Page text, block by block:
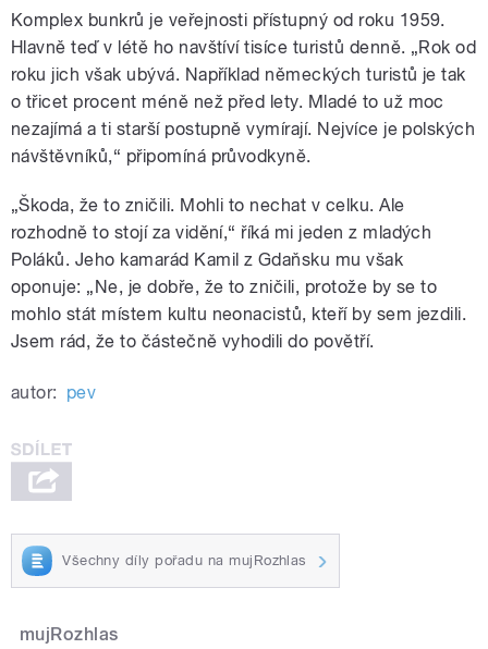
Komplex bunkrů je veřejnosti přístupný od roku 1959.
Hlavně teď v létě ho navštíví tisíce turistů denně. „Rok od
roku jich však ubývá. Například německých turistů je tak
o třicet procent méně než před lety. Mladé to už moc
nezajímá a ti starší postupně vymírají. Nejvíce je polských
návštěvníků,“ připomíná průvodkyně.
„Škoda, že to zničili. Mohli to nechat v celku. Ale
rozhodně to stojí za vidění,“ říká mi jeden z mladých
Poláků. Jeho kamarád Kamil z Gdaňsku mu však
oponuje: „Ne, je dobře, že to zničili, protože by se to
mohlo stát místem kultu neonacistů, kteří by sem jezdili.
Jsem rád, že to částečně vyhodili do povětří.
autor: pev
Všechny díly pořadu na mujRozhlas
mujRozhlas